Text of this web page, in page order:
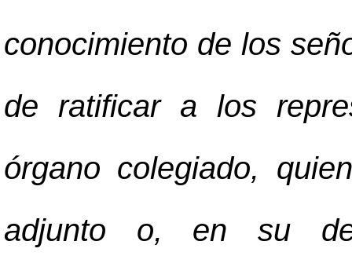
conocimiento de los
de ratificar a los
órgano colegiado,
adjunto o, en su